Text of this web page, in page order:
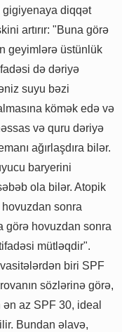
diqqət
artırır: "Buna görə
geyimlərə üstünlük
də dəriyə
suyu bəzi
kömək edə və
və quru dəriyə
ağırlaşdıra bilər.
baryerini
ola bilər. Atopik
sonra
görə hovuzdan sonra
mütləqdir".
biri SPF
sözlərinə görə,
az SPF 30, ideal
Bundan əlavə,